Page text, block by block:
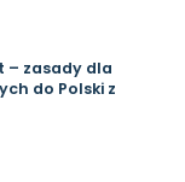
– zasady dla
do Polski z